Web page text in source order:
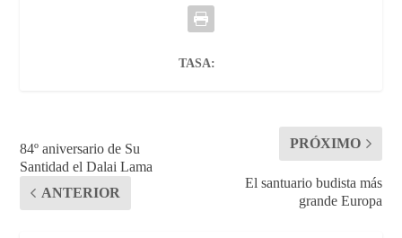
TASA:
84º aniversario de Su
Santidad el Dalai Lama
ANTERIOR
PRÓXIMO
El santuario budista más
grande Europa